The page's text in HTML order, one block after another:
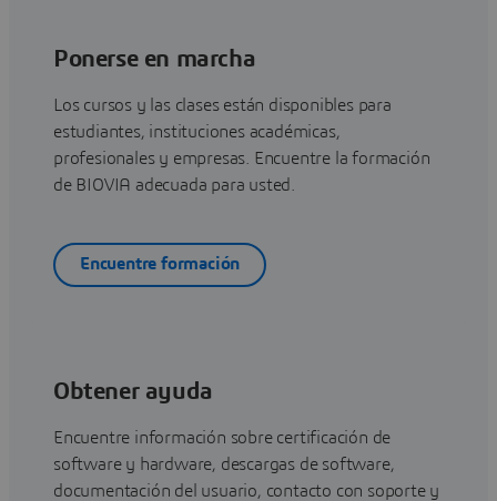
Ponerse en marcha
Los cursos y las clases están disponibles para
estudiantes, instituciones académicas,
profesionales y empresas. Encuentre la formación
de BIOVIA adecuada para usted.
Encuentre formación
Obtener ayuda
Encuentre información sobre certificación de
software y hardware, descargas de software,
documentación del usuario, contacto con soporte y